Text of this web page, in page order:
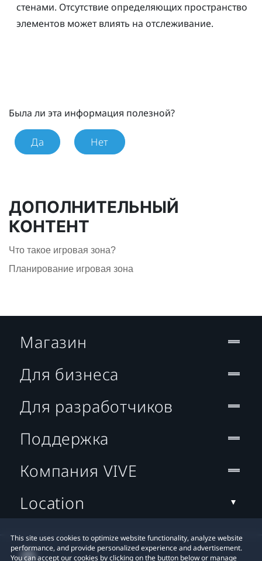
стенами. Отсутствие определяющих пространство
элементов может влиять на отслеживание.
Была ли эта информация полезной?
Да Нет
ДОПОЛНИТЕЛЬНЫЙ
КОНТЕНТ
Что такое игровая зона?
Планирование игровая зона
This site uses cookies to optimize website functionality, analyze website
performance, and provide personalized experience and advertisement.
You can accept our cookies by clicking on the button below or manage
Магазин
Для бизнеса
Для разработчиков
Поддержка
Компания VIVE
Location